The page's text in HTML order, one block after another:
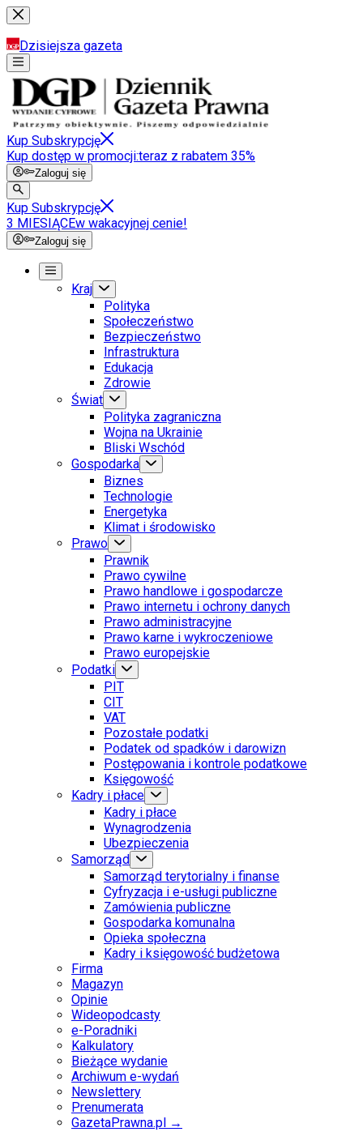
Dzisiejsza gazeta
Kup Subskrypcję
Kup dostęp w promocji:teraz z rabatem 35%
Zaloguj się
Kup Subskrypcję
3 MIESIĄCEw wakacyjnej cenie!
Zaloguj się
Kraj
Polityka
Społeczeństwo
Bezpieczeństwo
Infrastruktura
Edukacja
Zdrowie
Świat
Polityka zagraniczna
Wojna na Ukrainie
Bliski Wschód
Gospodarka
Biznes
Technologie
Energetyka
Klimat i środowisko
Prawo
Prawnik
Prawo cywilne
Prawo handlowe i gospodarcze
Prawo internetu i ochrony danych
Prawo administracyjne
Prawo karne i wykroczeniowe
Prawo europejskie
Podatki
PIT
CIT
VAT
Pozostałe podatki
Podatek od spadków i darowizn
Postępowania i kontrole podatkowe
Księgowość
Kadry i płace
Kadry i płace
Wynagrodzenia
Ubezpieczenia
Samorząd
Samorząd terytorialny i finanse
Cyfryzacja i e-usługi publiczne
Zamówienia publiczne
Gospodarka komunalna
Opieka społeczna
Kadry i księgowość budżetowa
Firma
Magazyn
Opinie
Wideopodcasty
e-Poradniki
Kalkulatory
Bieżące wydanie
Archiwum e-wydań
Newslettery
Prenumerata
GazetaPrawna.pl →